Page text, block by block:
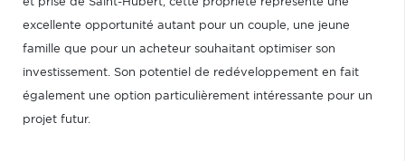
excellente opportunité autant pour un couple, une jeune
famille que pour un acheteur souhaitant optimiser son
investissement. Son potentiel de redéveloppement en fait
également une option particulièrement intéressante pour un
projet futur.